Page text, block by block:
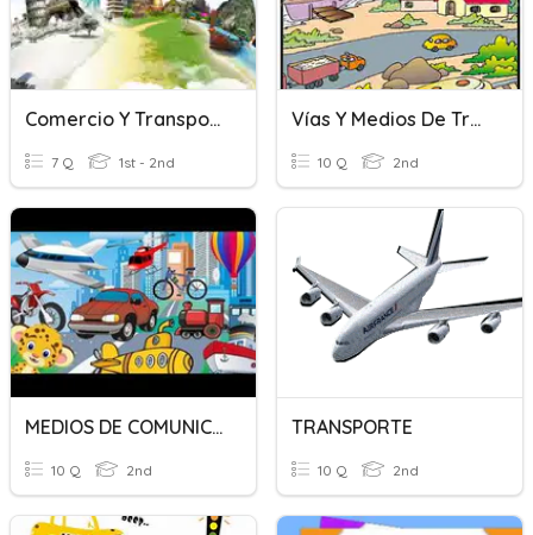
Comercio Y Transporte
7 Q 1st - 2nd
Vías Y Medios De Transporte, Y Comunicación
10 Q 2nd
MEDIOS DE COMUNICACIÓN Y TRANSPORTE
10 Q 2nd
TRANSPORTE
10 Q 2nd